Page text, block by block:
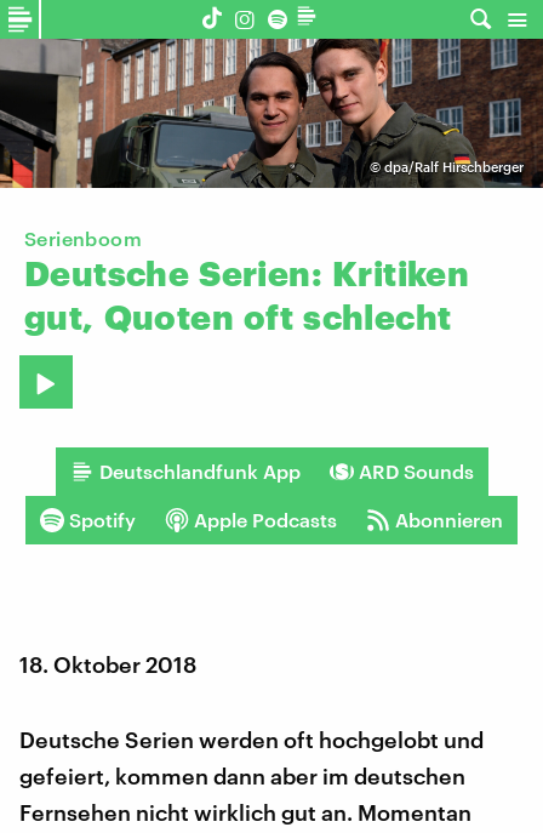
©dpa/Ralf Hirschberger
Serienboom
Deutsche Serien: Kritiken
gut, Quoten oft schlecht
Deutschlandfunk App ARD Sounds
Spotify Apple Podcasts Abonnieren
18. Oktober 2018
Deutsche Serien werden oft hochgelobt und
gefeiert, kommen dann aber im deutschen
Fernsehen nicht wirklich gut an. Momentan